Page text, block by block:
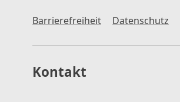
Barrierefreiheit Datenschutz
Kontakt